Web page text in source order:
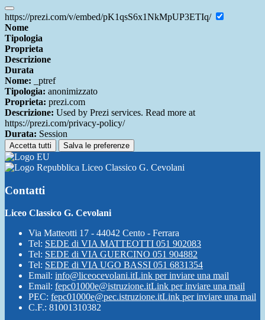
https://prezi.com/v/embed/pK1qsS6x1NkMpUP3ETIq/
Nome
Tipologia
Proprieta
Descrizione
Durata
Nome: _ptref
Tipologia: anonimizzato
Proprieta: prezi.com
Descrizione: Used by Prezi services. Read more at
https://prezi.com/privacy-policy/
Durata: Session
Accetta tutti Salva le preferenze
Liceo Classico G. Cevolani
Contatti
Liceo Classico G. Cevolani
Via Matteotti 17 - 44042 Cento - Ferrara
Tel: SEDE di VIA MATTEOTTI 051 902083
Tel: SEDE di VIA GUERCINO 051 904882
Tel: SEDE di VIA UGO BASSI 051 6831354
Email: info@liceocevolani.itLink per inviare una mail
Email: fepc01000e@istruzione.itLink per inviare una mail
PEC: fepc01000e@pec.istruzione.itLink per inviare una mail
C.F.: 81001310382